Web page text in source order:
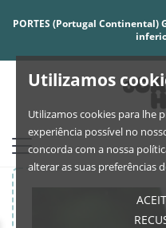
Utilizamos
Utilizamos cookies para lhe
experiência possível no
concorda com a nossa
alterar as suas preferências
PORTES (Portugal Continental)